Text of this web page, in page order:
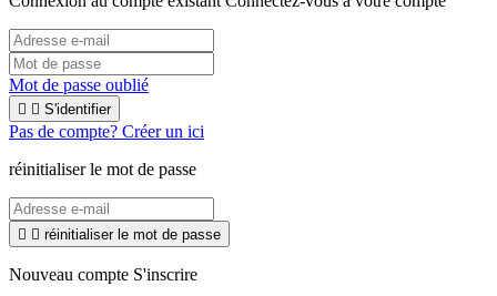
Mot de passe oublié
  S'identifier
Pas de compte? Créer un ici
réinitialiser le mot de passe
  réinitialiser le mot de passe
Nouveau compte S'inscrire